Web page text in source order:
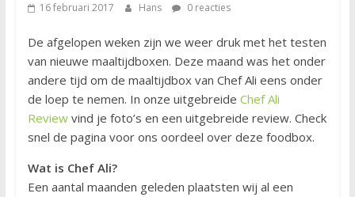
16 februari 2017 Hans 0 reacties
De afgelopen weken zijn we weer druk met het testen
van nieuwe maaltijdboxen. Deze maand was het onder
andere tijd om de maaltijdbox van Chef Ali eens onder
de loep te nemen. In onze uitgebreide Chef Ali
Reviewvind je foto’s en een uitgebreide review. Check
snel de pagina voor ons oordeel over deze foodbox.
Wat is Chef Ali?
Een aantal maanden geleden plaatsten wij al een